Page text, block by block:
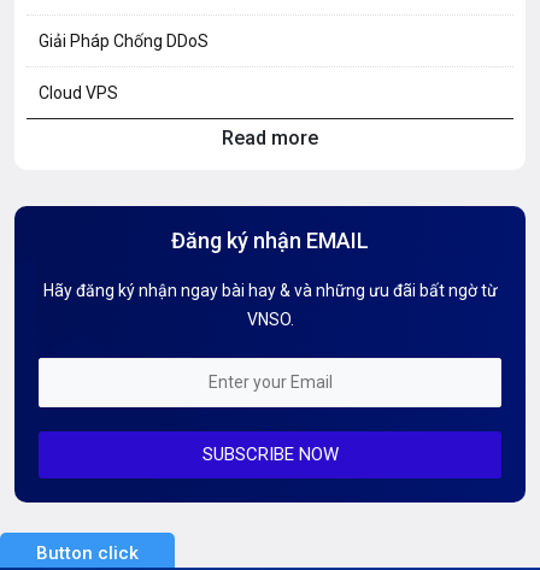
Giải Pháp Chống DDoS
Cloud VPS
Hướng dẫn Tên miền
Kiến thức AI
Mỗi tuần 01 Server
Server Dedicated (Máy chủ riêng)
Server GPU
Read more
Đăng ký nhận EMAIL
Hãy đăng ký nhận ngay bài hay & và những ưu đãi bất ngờ từ
VNSO.
SUBSCRIBE NOW
Button click